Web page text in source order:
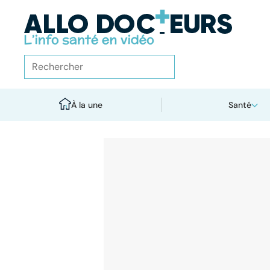
À la une Santé